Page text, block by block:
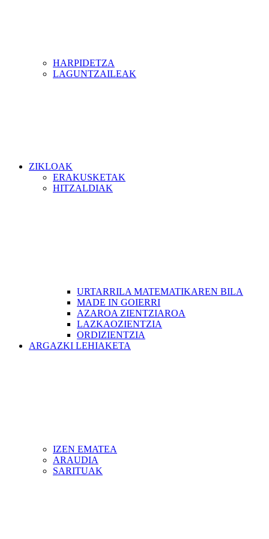
HARPIDETZA
LAGUNTZAILEAK
ZIKLOAK
ERAKUSKETAK
HITZALDIAK
URTARRILA MATEMATIKAREN BILA
MADE IN GOIERRI
AZAROA ZIENTZIAROA
LAZKAOZIENTZIA
ORDIZIENTZIA
ARGAZKI LEHIAKETA
IZEN EMATEA
ARAUDIA
SARITUAK